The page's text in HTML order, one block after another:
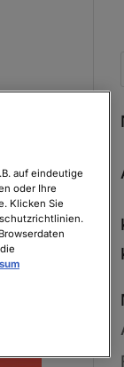
auf eindeutige
oder Ihre
Klicken Sie